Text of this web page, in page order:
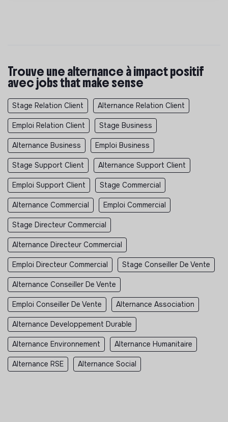
Trouve une alternance à impact positif
avec jobs that make sense
Stage Relation Client Alternance Relation Client
Emploi Relation Client Stage Business
Alternance Business Emploi Business
Stage Support Client Alternance Support Client
Emploi Support Client Stage Commercial
Alternance Commercial Emploi Commercial
Stage Directeur Commercial
Alternance Directeur Commercial
Emploi Directeur Commercial Stage Conseiller De Vente
Alternance Conseiller De Vente
Emploi Conseiller De Vente Alternance Association
Alternance Developpement Durable
Alternance Environnement Alternance Humanitaire
Alternance RSE Alternance Social